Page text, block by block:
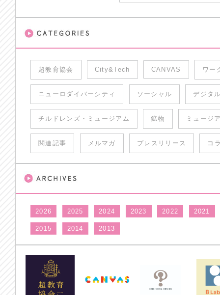
超教育協会 City&Tech CANVAS ワー
ニューロダイバーシティ ソーシャル デジタ
チルドレンズ・ミュージアム 鉱物 ミュージ
関連記事 メルマガ プレスリリース コ
2026 2025 2024 2023 2022 2021
2015 2014 2013